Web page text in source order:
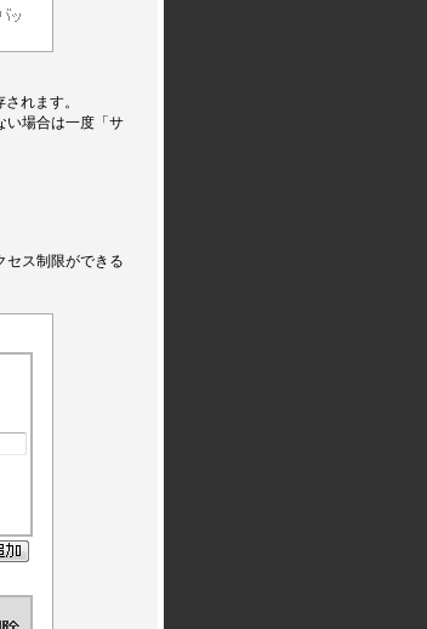
れます。
い場合は一度「サ
セス制限ができる